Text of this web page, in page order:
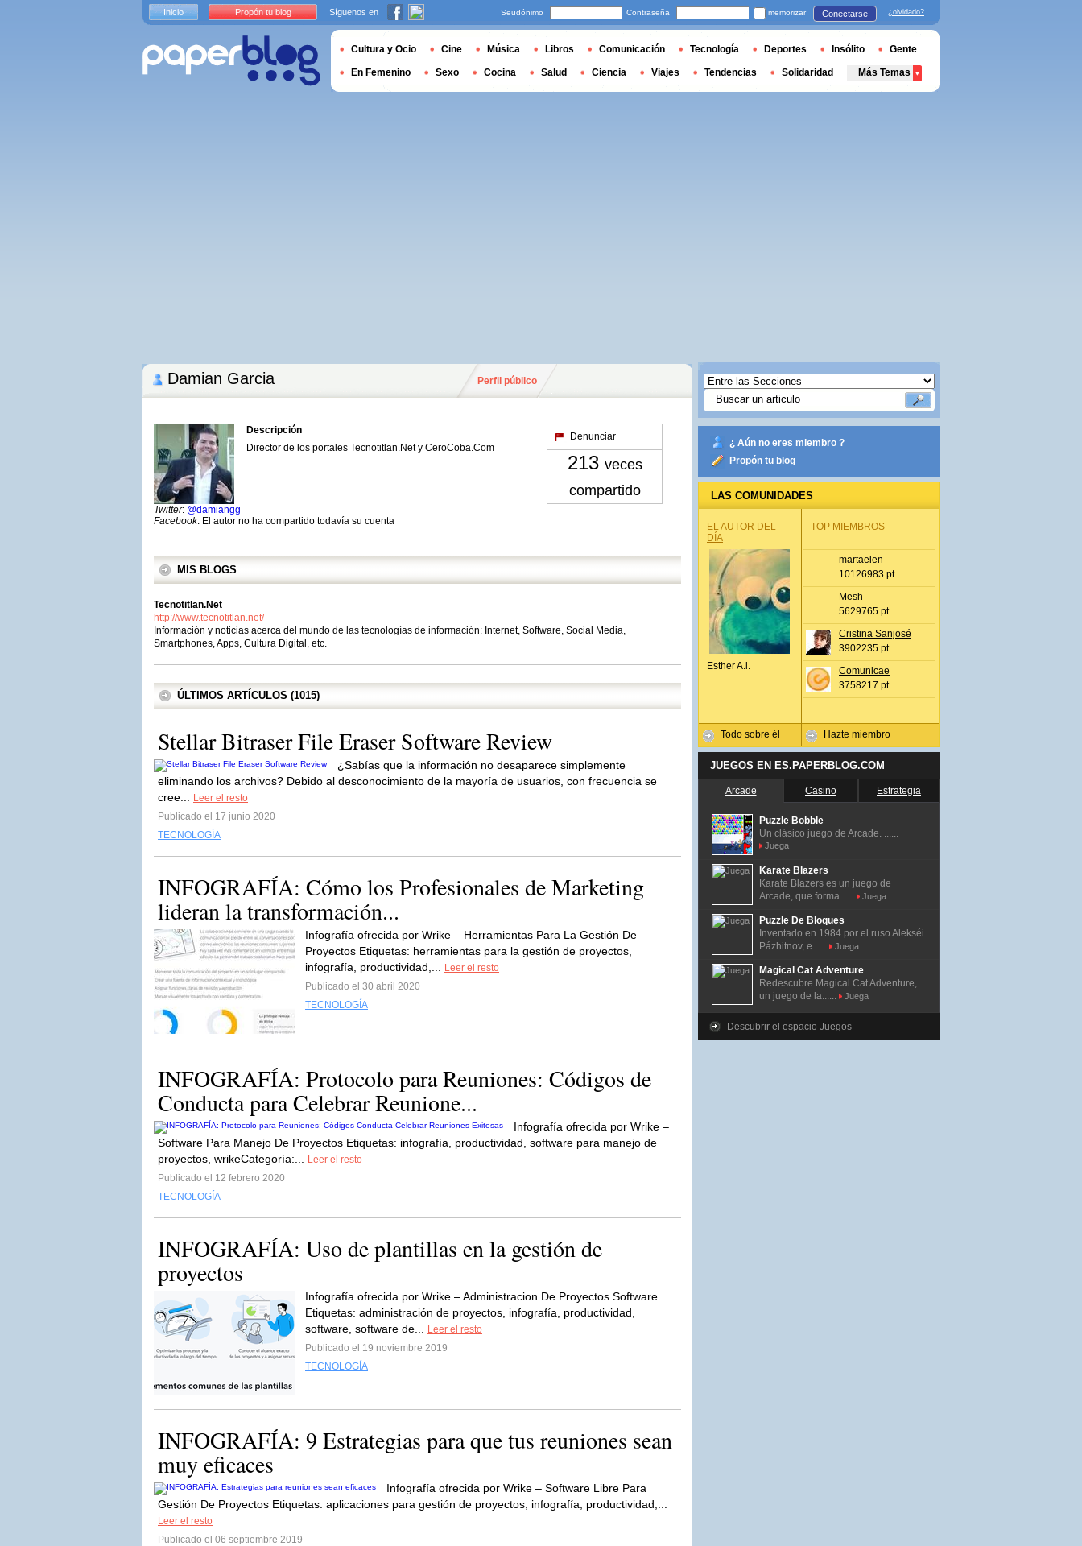
Damian Garcia Perfil público
Descripción
Director de los portales Tecnotitlan.Net y CeroCoba.Com
Twitter: @damiangg
Facebook: El autor no ha compartido todavía su cuenta
Denunciar
213 veces
compartido
MIS BLOGS
Tecnotitlan.Net
http://www.tecnotitlan.net/
Información y noticias acerca del mundo de las tecnologías de información: Internet, Software, Social Media,
Smartphones, Apps, Cultura Digital, etc.
ÚLTIMOS ARTÍCULOS (1015)
Stellar Bitraser File Eraser Software Review
¿Sabías que la información no desaparece simplemente
eliminando los archivos? Debido al desconocimiento de la mayoría de usuarios, con frecuencia se
cree...
Leer el resto
Publicado el 17 junio 2020
TECNOLOGÍA
INFOGRAFÍA: Cómo los Profesionales de Marketing
lideran la transformación...
Infografía ofrecida por Wrike – Herramientas Para La Gestión De
Proyectos Etiquetas: herramientas para la gestión de proyectos,
infografía, productividad,...
Leer el resto
Publicado el 30 abril 2020
TECNOLOGÍA
INFOGRAFÍA: Protocolo para Reuniones: Códigos de
Conducta para Celebrar Reunione...
Infografía ofrecida por Wrike –
Software Para Manejo De Proyectos Etiquetas: infografía, productividad, software para manejo de
proyectos, wrikeCategoría:...
Leer el resto
Publicado el 12 febrero 2020
TECNOLOGÍA
INFOGRAFÍA: Uso de plantillas en la gestión de
proyectos
Infografía ofrecida por Wrike – Administracion De Proyectos Software
Etiquetas: administración de proyectos, infografía, productividad,
software, software de...
Leer el resto
Publicado el 19 noviembre 2019
TECNOLOGÍA
INFOGRAFÍA: 9 Estrategias para que tus reuniones sean
muy eficaces
Infografía ofrecida por Wrike – Software Libre Para
Gestión De Proyectos Etiquetas: aplicaciones para gestión de proyectos, infografía, productividad,...
Leer el resto
Publicado el 06 septiembre 2019
¿ Aún no eres miembro ?
Propón tu blog
LAS COMUNIDADES
EL AUTOR DEL
DÍA
Esther A.l.
Todo sobre él
TOP MIEMBROS
martaelen
10126983 pt
Mesh
5629765 pt
Cristina Sanjosé
3902235 pt
Comunicae
3758217 pt
Hazte miembro
JUEGOS EN ES.PAPERBLOG.COM
Arcade Casino Estrategia
Puzzle Bobble
Un clásico juego de Arcade. ......
Juega
Karate Blazers
Karate Blazers es un juego de
Arcade, que forma......
Juega
Puzzle De Bloques
Inventado en 1984 por el ruso Alekséi
Pázhitnov, e......
Juega
Magical Cat Adventure
Redescubre Magical Cat Adventure,
un juego de la......
Juega
Descubrir el espacio Juegos
Inicio Propón tu blog Síguenos en Seudónimo Contraseña memorizar Conectarse ¿olvidado?
Cultura y Ocio Cine Música Libros Comunicación Tecnología Deportes Insólito Gente
En Femenino Sexo Cocina Salud Ciencia Viajes Tendencias Solidaridad Más Temas